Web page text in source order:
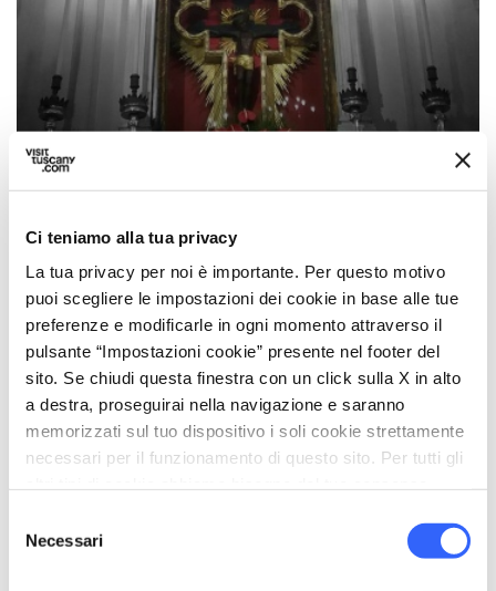
Ci teniamo alla tua privacy
La tua privacy per noi è importante. Per questo motivo
puoi scegliere le impostazioni dei cookie in base alle tue
preferenze e modificarle in ogni momento attraverso il
pulsante “Impostazioni cookie” presente nel footer del
sito. Se chiudi questa finestra con un click sulla X in alto
a destra, proseguirai nella navigazione e saranno
memorizzati sul tuo dispositivo i soli cookie strettamente
necessari per il funzionamento di questo sito. Per tutti gli
delNecessari
Cristo Nero a Pontremoli